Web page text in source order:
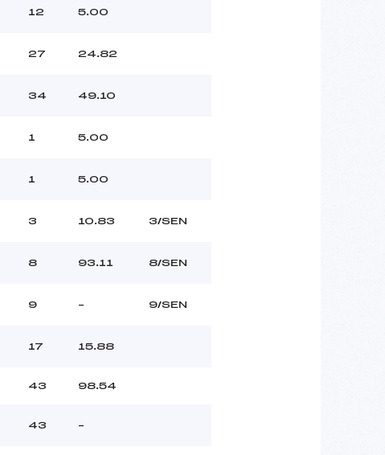
12 5.00
27 24.82
34 49.10
1 5.00
1 5.00
3 10.83 3/SEN
8 93.11 8/SEN
9 – 9/SEN
17 15.88
43 98.54
43 –